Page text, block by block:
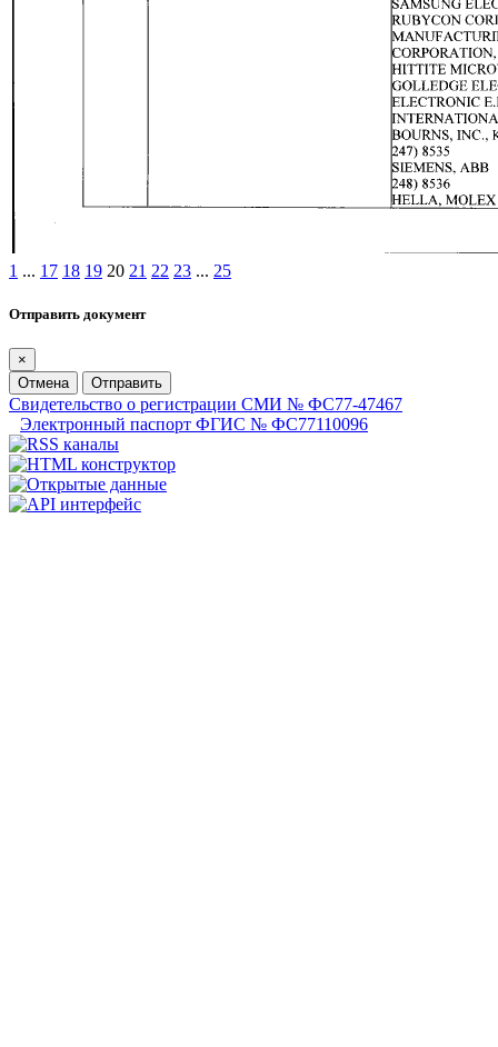
1 ... 17 18 19 20 21 22 23 ... 25
Отправить документ
×
Отмена
Отправить
Свидетельство о регистрации СМИ № ФС77-47467
Электронный паспорт ФГИС № ФС77110096